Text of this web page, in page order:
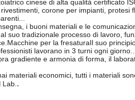
cinese di alta qualità certificato
corone per impianti, protesi
i buoni materiali e le
suo tradizionale processo di lavoro,
per la fresaturaIl suo
lavorano in 3 turni ogni giorno..
gradiente e armonia di forma, il
materiali economici, tutti i materiali
.